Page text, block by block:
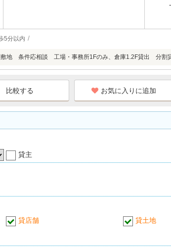
-
5分以内
敷地 条件応相談 工場・事務所1Fのみ、倉庫1.2F貸出 分割
お気に入りに追加
貸主
貸店舗 貸土地